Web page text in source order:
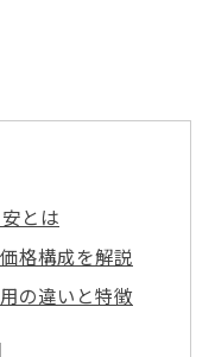
とは
格構成を解説
の違いと特徴
金の傾向を知る